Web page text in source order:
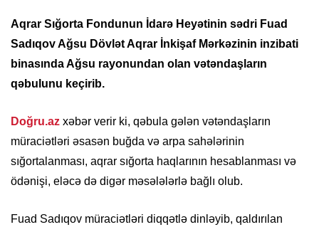
Aqrar Sığorta Fondunun İdarə Heyətinin sədri Fuad
Sadıqov Ağsu Dövlət Aqrar İnkişaf Mərkəzinin inzibati
binasında Ağsu rayonundan olan vətəndaşların
qəbulunu keçirib.
Doğru.az xəbər verir ki, qəbula gələn vətəndaşların
müraciətləri əsasən buğda və arpa sahələrinin
sığortalanması, aqrar sığorta haqlarının hesablanması və
ödənişi, eləcə də digər məsələlərlə bağlı olub.
Fuad Sadıqov müraciətləri diqqətlə dinləyib, qaldırılan